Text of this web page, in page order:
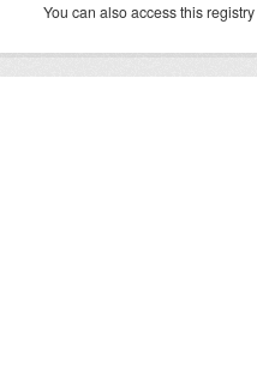
You can also access this